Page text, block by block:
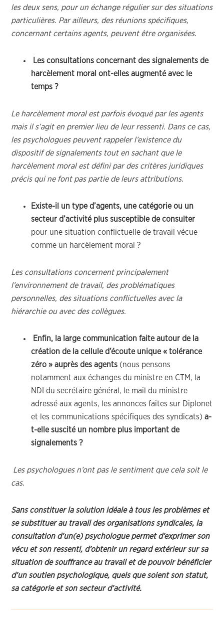
les deux sens, pour un échange régulier sur des situations
particulières. Par ailleurs, des réunions spécifiques,
concernant certains agents, peuvent être organisées.
Les consultations concernant des signalements de
harcèlement moral ont-elles augmenté avec le
temps ?
Le harcèlement moral est parfois évoqué par les agents
mais il s’agit en premier lieu de leur ressenti. Dans ce cas,
les psychologues peuvent rappeler l’existence du
dispositif de signalements tout en sachant que le
harcèlement moral est défini par des critères juridiques
précis qui ne font pas partie de leurs attributions.
Existe-il un type d’agents, une catégorie ou un
secteur d’activité plus susceptible de consulter
pour une situation conflictuelle de travail vécue
comme un harcèlement moral ?
Les consultations concernent principalement
l’environnement de travail, des problématiques
personnelles, des situations conflictuelles avec la
hiérarchie ou avec des collègues.
Enfin, la large communication faite autour de la
création de la cellule d’écoute unique « tolérance
zéro » auprès des agents (nous pensons
notamment aux échanges du ministre en CTM, la
NDI du secrétaire général, le mail du ministre
adressé aux agents, les annonces faites sur Diplonet
et les communications spécifiques des syndicats)a-
t-elle suscité un nombre plus important de
signalements ?
Les psychologues n’ont pas le sentiment que cela soit le
cas.
Sans constituer la solution idéale à tous les problèmes et
se substituer au travail des organisations syndicales, la
consultation d’un(e) psychologue permet d’exprimer son
vécu et son ressenti, d’obtenir un regard extérieur sur sa
situation de souffrance au travail et de pouvoir bénéficier
d’un soutien psychologique, quels que soient son statut,
sa catégorie et son secteur d’activité.